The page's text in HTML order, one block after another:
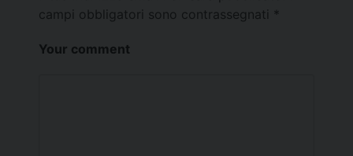
campi obbligatori sono contrassegnati *
Your comment